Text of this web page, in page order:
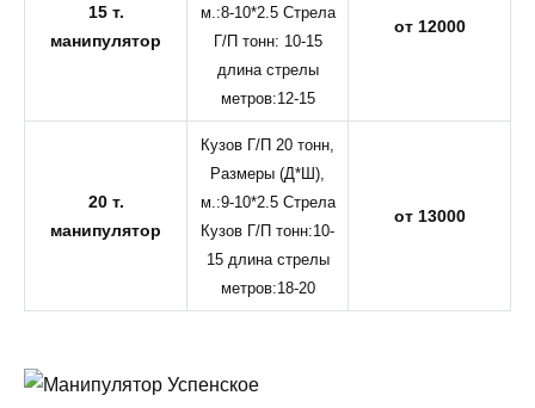
15 т.
манипулятор
м.:8-10*2.5 Стрела
Г/П тонн: 10-15
длина стрелы
метров:12-15
от 12000
20 т.
манипулятор
Кузов Г/П 20 тонн,
Размеры (Д*Ш),
м.:9-10*2.5 Стрела
Кузов Г/П тонн:10-
15 длина стрелы
метров:18-20
от 13000